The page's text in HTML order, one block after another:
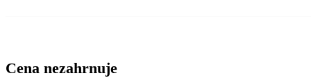
Cena nezahrnuje